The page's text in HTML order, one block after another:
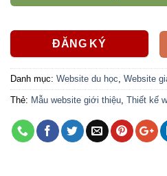
ĐĂNG KÝ
Danh mục: Website du học Website
Thẻ: Mẫu website giới thiệu Thiết kế